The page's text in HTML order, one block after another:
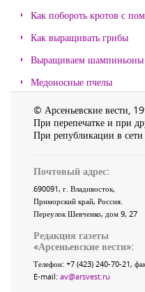
Как побороть кротов с
Как выращивать грибы
Выращиваем шампиньоны
Медоносные пчелы
© Арсеньевские вести,
При перепечатке и при
При републикации в сети
Почтовый адрес:
690091, г. Владивосток,
Приморский край, Россия.
Переулок Шевченко, дом 9, 27
Редакция газеты
«Арсеньевские вести»:
Телефон: +7 (423) 240-70-21,
E-mail: av@arsvest.ru